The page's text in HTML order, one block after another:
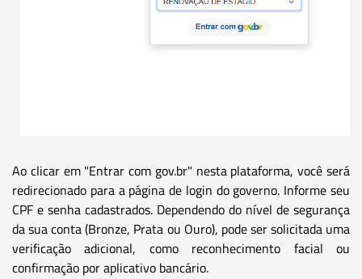
Ao clicar em "Entrar com gov.br" nesta plataforma, você será
redirecionado para a página de login do governo. Informe seu
CPF e senha cadastrados. Dependendo do nível de segurança
da sua conta (Bronze, Prata ou Ouro), pode ser solicitada uma
verificação adicional, como reconhecimento facial ou
confirmação por aplicativo bancário.